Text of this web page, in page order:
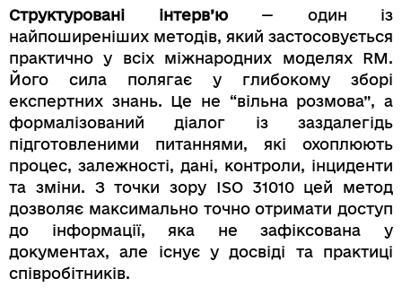
Структуровані інтерв’ю— один із
найпоширеніших методів, який застосовується
практично у всіх міжнародних моделях RM.
Його сила полягає у глибокому зборі
експертних знань. Це не “вільна розмова”, а
формалізований діалог із заздалегідь
підготовленими питаннями, які охоплюють
процес, залежності, дані, контроли, інциденти
та зміни. З точки зору ISO 31010 цей метод
дозволяє максимально точно отримати доступ
до інформації, яка не зафіксована у
документах, але існує у досвіді та практиці
співробітників.